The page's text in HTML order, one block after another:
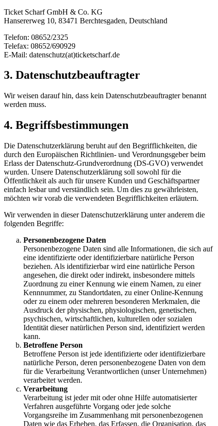
Ticket Scharf GmbH & Co. KG
Hansererweg 10, 83471 Berchtesgaden, Deutschland
Telefon: 08652/2325
Telefax: 08652/690929
E-Mail: datenschutz(at)ticketscharf.de
3. Datenschutzbeauftragter
Wir weisen darauf hin, dass kein Datenschutzbeauftragter benannt
werden muss.
4. Begriffsbestimmungen
Die Datenschutzerklärung beruht auf den Begrifflichkeiten, die
durch den Europäischen Richtlinien- und Verordnungsgeber beim
Erlass der Datenschutz-Grundverordnung (DS-GVO) verwendet
wurden. Unsere Datenschutzerklärung soll sowohl für die
Öffentlichkeit als auch für unsere Kunden und Geschäftspartner
einfach lesbar und verständlich sein. Um dies zu gewährleisten,
möchten wir vorab die verwendeten Begrifflichkeiten erläutern.
Wir verwenden in dieser Datenschutzerklärung unter anderem die
folgenden Begriffe:
Personenbezogene Daten
Personenbezogene Daten sind alle Informationen, die sich auf
eine identifizierte oder identifizierbare natürliche Person
beziehen. Als identifizierbar wird eine natürliche Person
angesehen, die direkt oder indirekt, insbesondere mittels
Zuordnung zu einer Kennung wie einem Namen, zu einer
Kennnummer, zu Standortdaten, zu einer Online-Kennung
oder zu einem oder mehreren besonderen Merkmalen, die
Ausdruck der physischen, physiologischen, genetischen,
psychischen, wirtschaftlichen, kulturellen oder sozialen
Identität dieser natürlichen Person sind, identifiziert werden
kann.
Betroffene Person
Betroffene Person ist jede identifizierte oder identifizierbare
natürliche Person, deren personenbezogene Daten von dem
für die Verarbeitung Verantwortlichen (unser Unternehmen)
verarbeitet werden.
Verarbeitung
Verarbeitung ist jeder mit oder ohne Hilfe automatisierter
Verfahren ausgeführte Vorgang oder jede solche
Vorgangsreihe im Zusammenhang mit personenbezogenen
Daten wie das Erheben, das Erfassen, die Organisation, das